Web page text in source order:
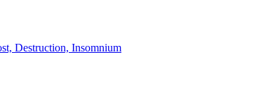
Destruction, Insomnium